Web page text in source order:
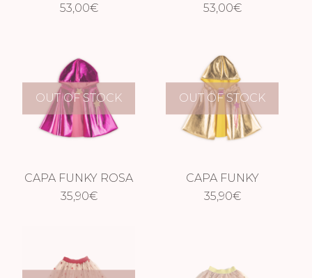
HOLOGRÁFICA
53,00€
HOLOGRÁFICA
53,00€
OUT OF STOCK
CAPA FUNKY ROSA
35,90€
OUT OF STOCK
CAPA FUNKY
DORADA
35,90€